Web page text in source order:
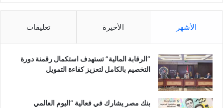
الأشهر الأخيرة تعليقات
“الرقابة المالية” تستهدف استكمال رقمنة دورة
التخصيم بالكامل لتعزيز كفاءة التمويل
بنك مصر يشارك في فعالية “اليوم العالمي